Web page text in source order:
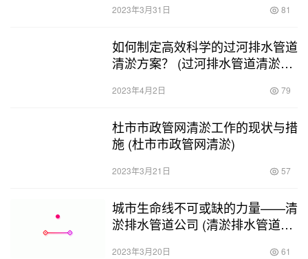
2023年3月31日 81
如何制定高效科学的过河排水管道
清淤方案？ (过河排水管道清淤方
2023年4月2日 79
杜市市政管网清淤工作的现状与措
施 (杜市市政管网清淤)
2023年3月21日 57
城市生命线不可或缺的力量——清
淤排水管道公司 (清淤排水管道公
2023年3月20日 61